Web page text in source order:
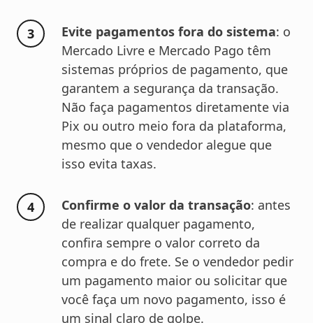
Evite pagamentos fora do sistema: o
Mercado Livre e Mercado Pago têm
sistemas próprios de pagamento, que
garantem a segurança da transação.
Não faça pagamentos diretamente via
Pix ou outro meio fora da plataforma,
mesmo que o vendedor alegue que
isso evita taxas.
Confirme o valor da transação: antes
de realizar qualquer pagamento,
confira sempre o valor correto da
compra e do frete. Se o vendedor pedir
um pagamento maior ou solicitar que
você faça um novo pagamento, isso é
um sinal claro de golpe.